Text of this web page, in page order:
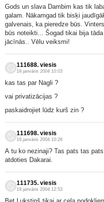
Gods un slava Dambim kas tik
galam. Nākamgad tik bisķi
galvenais, ka pieredze būs. Vinters nākamgad
būs noteikti... Šogad tikai bija
jācīnās.. Vēlu veiksmi!
111688. viesis
19.janvāris 2004 10:03
kas tas par Nagli ?
vai privatizācijas ?
paskaidrojiet lūdz kurš zin ?
111698. viesis
19.janvāris 2004 10:26
A tu ko nezinaji? Tas pats tas
atdoties Dakarai.
111735. viesis
19.janvāris 2004 12:53